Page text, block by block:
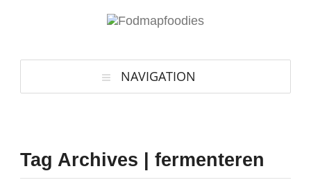
NAVIGATION
Tag Archives | fermenteren